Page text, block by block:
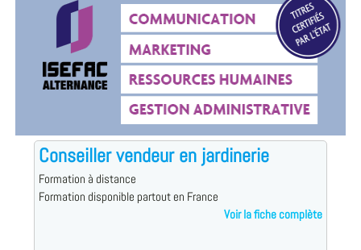
Conseiller vendeur en jardinerie
Formation à distance
Formation disponible partout en France
Voir la fiche complète